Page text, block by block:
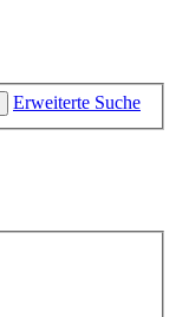
Erweiterte Suche